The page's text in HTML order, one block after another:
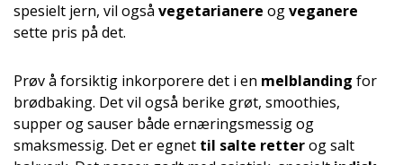
spesielt jern, vil også vegetarianere ogveganere
sette pris på det.
Prøv å forsiktig inkorporere det i en melblanding for
brødbaking. Det vil også berike grøt, smoothies,
supper og sauser både ernæringsmessig og
smaksmessig. Det er egnet til salte retterog salt